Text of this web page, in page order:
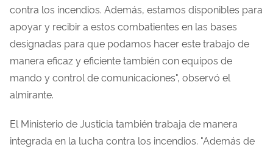
contra los incendios. Además, estamos disponibles para
apoyar y recibir a estos combatientes en las bases
designadas para que podamos hacer este trabajo de
manera eficaz y eficiente también con equipos de
mando y control de comunicaciones", observó el
almirante.
El Ministerio de Justicia también trabaja de manera
integrada en la lucha contra los incendios. "Además de